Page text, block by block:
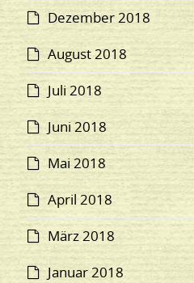
Dezember 2018
August 2018
Juli 2018
Juni 2018
Mai 2018
April 2018
März 2018
Januar 2018